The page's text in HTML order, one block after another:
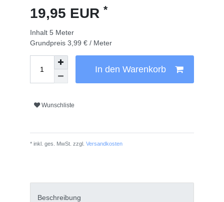
19,95 EUR *
Inhalt 5 Meter
Grundpreis 3,99 € / Meter
In den Warenkorb
Wunschliste
* inkl. ges. MwSt. zzgl. Versandkosten
Beschreibung